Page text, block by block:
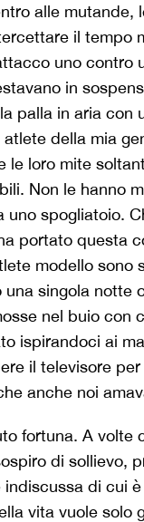
alle mutande,
il tempo
uno contro
in
palla in aria con
della mia
le loro mite
Non le hanno
uno spogliatoio.
portato questa
modello sono
una singola notte
nel buio con
ispirandoci ai
il televisore
anche noi
fortuna. A volte
di sollievo,
indiscussa di cui
vita vuole solo